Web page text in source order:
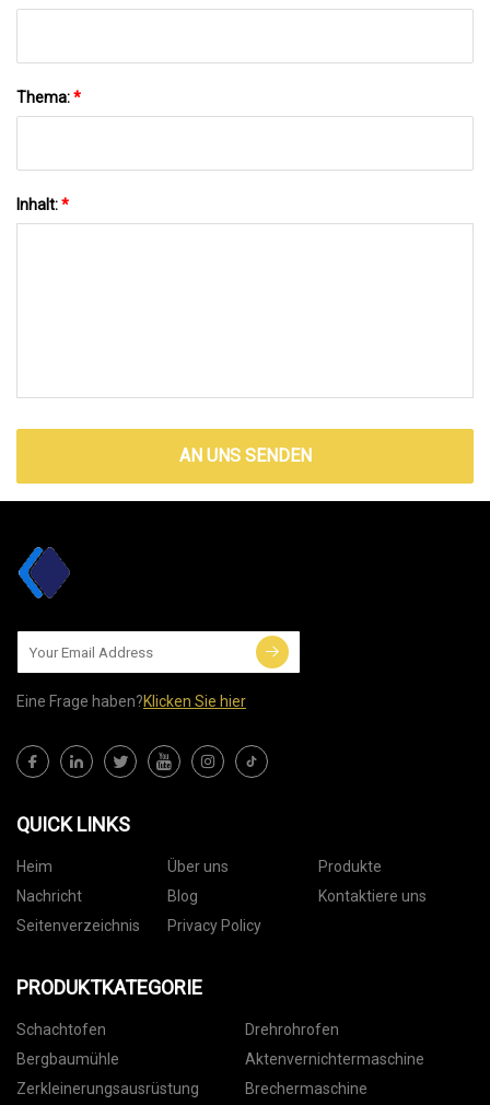
Thema:*
Inhalt:*
AN UNS SENDEN
Eine Frage haben?Klicken Sie hier
QUICK LINKS
Heim Über uns
Produkte
Nachricht
Blog
Kontaktiere uns
Seitenverzeichnis
Privacy Policy
PRODUKTKATEGORIE
Schachtofen
Drehrohrofen
Bergbaumühle
Aktenvernichtermaschine
Zerkleinerungsausrüstung
Brechermaschine